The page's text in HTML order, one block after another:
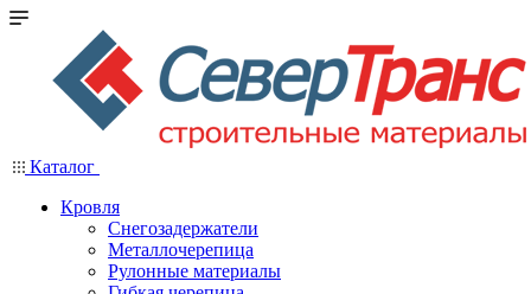
Каталог
Кровля
Снегозадержатели
Металлочерепица
Рулонные материалы